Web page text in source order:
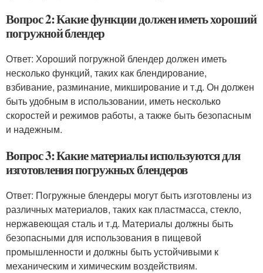
Вопрос 2: Какие функции должен иметь хороший
погружной блендер
Ответ: Хороший погружной блендер должен иметь
несколько функций, таких как блендирование,
взбивание, разминание, микширование и т.д. Он должен
быть удобным в использовании, иметь несколько
скоростей и режимов работы, а также быть безопасным
и надежным.
Вопрос 3: Какие материалы используются для
изготовления погружных блендеров
Ответ: Погружные блендеры могут быть изготовлены из
различных материалов, таких как пластмасса, стекло,
нержавеющая сталь и т.д. Материалы должны быть
безопасными для использования в пищевой
промышленности и должны быть устойчивыми к
механическим и химическим воздействиям.